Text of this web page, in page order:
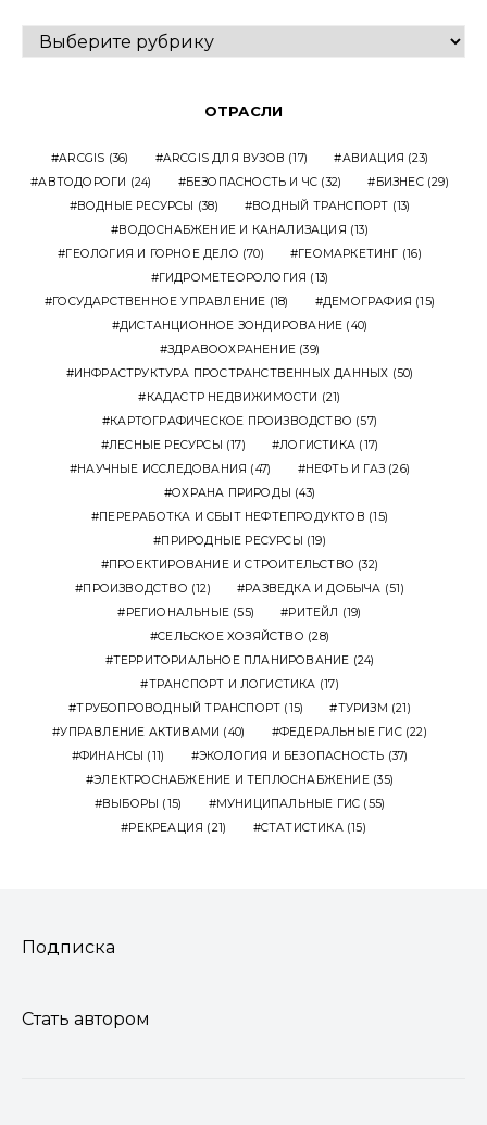
ВЫПУСКИ
ОТРАСЛИ
ARCGIS (36) ARCGIS ДЛЯ ВУЗОВ (17) АВИАЦИЯ (23)
АВТОДОРОГИ (24) БЕЗОПАСНОСТЬ И ЧС (32) БИЗНЕС(29)
ВОДНЫЕ РЕСУРСЫ
(38) ВОДНЫЙ ТРАНСПОРТ (13)
ВОДОСНАБЖЕНИЕ И КАНАЛИЗАЦИЯ (13)
ГЕОЛОГИЯ И ГОРНОЕ ДЕЛО (70) ГЕОМАРКЕТИНГ (16)
ГИДРОМЕТЕОРОЛОГИЯ (13)
ГОСУДАРСТВЕННОЕ УПРАВЛЕНИЕ (18) ДЕМОГРАФИЯ (15)
ДИСТАНЦИОННОЕ ЗОНДИРОВАНИЕ (40)
ЗДРАВООХРАНЕНИЕ (39)
ИНФРАСТРУКТУРА ПРОСТРАНСТВЕННЫХ ДАННЫХ (50)
КАДАСТР НЕДВИЖИМОСТИ (21)
КАРТОГРАФИЧЕСКОЕ ПРОИЗВОДСТВО (57)
ЛЕСНЫЕ РЕСУРСЫ (17) ЛОГИСТИКА (17)
НАУЧНЫЕ ИССЛЕДОВАНИЯ (47) НЕФТЬ И ГАЗ(26)
ОХРАНА ПРИРОДЫ (43)
ПЕРЕРАБОТКА И СБЫТ НЕФТЕПРОДУКТОВ (15)
ПРИРОДНЫЕ РЕСУРСЫ (19)
ПРОЕКТИРОВАНИЕ И СТРОИТЕЛЬСТВО (32)
ПРОИЗВОДСТВО (12) РАЗВЕДКА И ДОБЫЧА (51)
РЕГИОНАЛЬНЫЕ (55) РИТЕЙЛ (19)
СЕЛЬСКОЕ ХОЗЯЙСТВО (28)
ТЕРРИТОРИАЛЬНОЕ ПЛАНИРОВАНИЕ (24)
ТРАНСПОРТ И ЛОГИСТИКА (17)
ТРУБОПРОВОДНЫЙ ТРАНСПОРТ (15) ТУРИЗМ (21)
УПРАВЛЕНИЕ АКТИВАМИ (40) ФЕДЕРАЛЬНЫЕ ГИС(22)
ФИНАНСЫ (11) ЭКОЛОГИЯ И БЕЗОПАСНОСТЬ (37)
ЭЛЕКТРОСНАБЖЕНИЕ И ТЕПЛОСНАБЖЕНИЕ(35)
ВЫБОРЫ (15) МУНИЦИПАЛЬНЫЕ ГИС (55)
РЕКРЕАЦИЯ (21) СТАТИСТИКА(15)
Подписка
Стать автором